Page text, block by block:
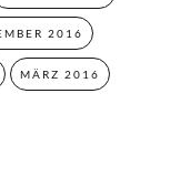
2016
MÄRZ 2016